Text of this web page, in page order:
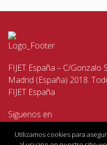
FIJET España – C/Gonzalo
Madrid (España) 2018.
FIJET España
Siguenos en
Utilizamos cookies para